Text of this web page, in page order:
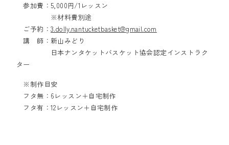
参加費：5,000円/1レッスン
※材料費別途
ご予約： 3.dolly.nantucketbasket@gmail.com
講 師：新山みどり
日本ナンタケットバスケット協会認定インストラク
ター
※制作目安
フタ無：6レッスン＋自宅制作
フタ有：12レッスン＋自宅制作